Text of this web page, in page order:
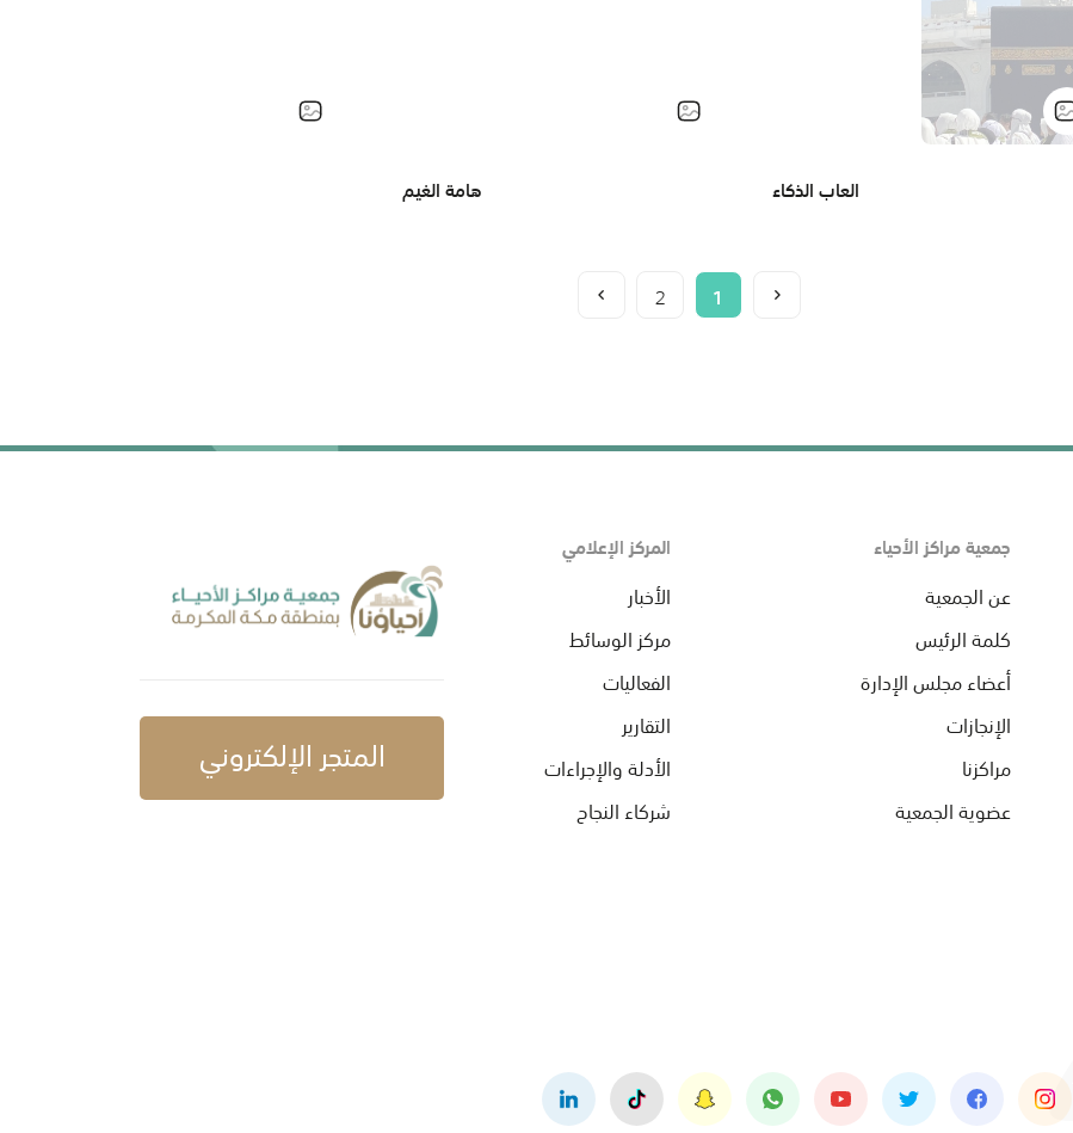
العاب الذكاء هامة الغيم
1
2
جمعية مراكز الأحياء
عن الجمعية
كلمة الرئيس
أعضاء مجلس الإدارة
الإنجازات
مراكزنا
عضوية الجمعية
المركز الإعلامي
الأخبار
مركز الوسائط
الفعاليات
التقارير
الأدلة والإجراءات
شركاء النجاح
المتجر الإلكتروني